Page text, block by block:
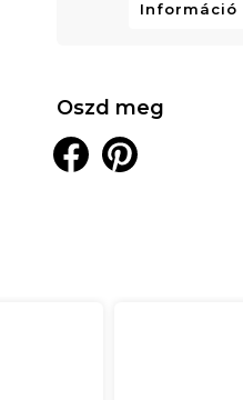
Információ
Oszd meg